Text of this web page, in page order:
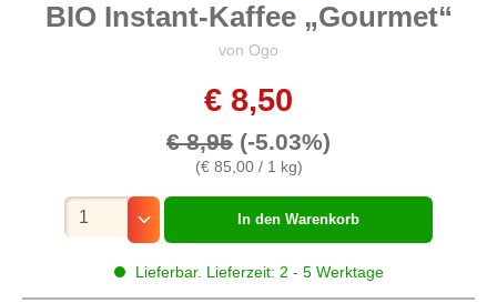
BIO Instant-Kaffee „Gourmet“
von Ogo
€ 8,50
€ 8,95 (-5.03%)
(€ 85,00 / 1 kg)
Lieferbar. Lieferzeit: 2 - 5 Werktage
Mengenauswahl
In den Warenkorb